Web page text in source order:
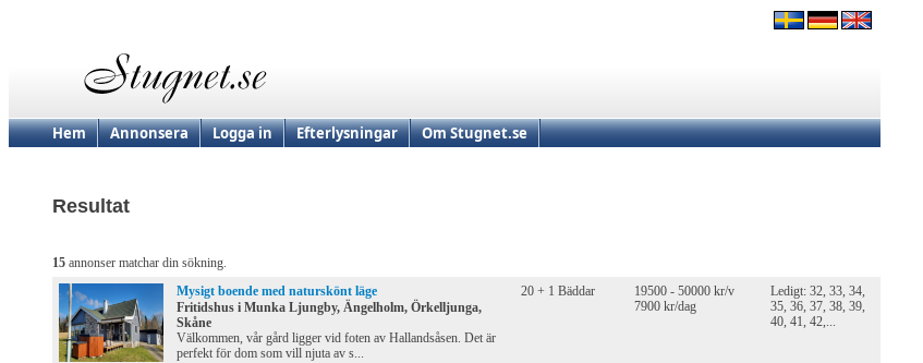
Hem Annonsera Logga in Efterlysningar Om Stugnet.se
Resultat
15 annonser matchar din sökning.
Mysigt boende med naturskönt läge
Fritidshus i Munka Ljungby, Ängelholm, Örkelljunga,
Skåne
Välkommen, vår gård ligger vid foten av Hallandsåsen. Det är
perfekt för dom som vill njuta av s...
20 + 1 Bäddar
19500 - 50000 kr/v
7900 kr/dag
Ledigt: 32, 33, 34,
35, 36, 37, 38, 39,
40, 41, 42,...